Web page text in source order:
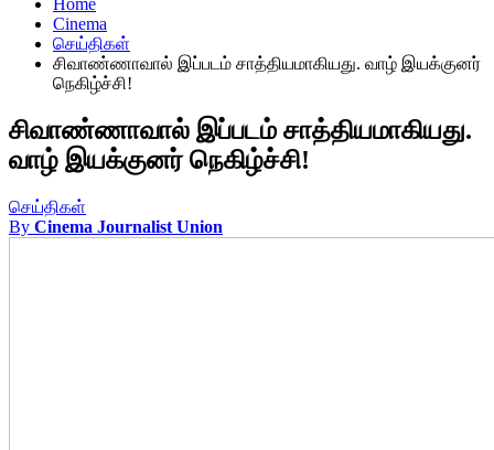
Home
Cinema
செய்திகள்
சிவாண்ணாவால் இப்படம் சாத்தியமாகியது. வாழ் இயக்குனர்
நெகிழ்ச்சி!
சிவாண்ணாவால் இப்படம் சாத்தியமாகியது.
வாழ் இயக்குனர் நெகிழ்ச்சி!
செய்திகள்
By Cinema Journalist Union